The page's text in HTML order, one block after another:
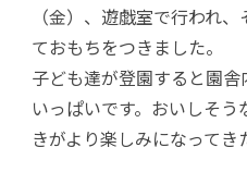
アクセス
（金）、遊戯室で行われ
ておもちをつきました。
子ども達が登園すると園
いっぱいです。おいしそ
きがより楽しみになってき